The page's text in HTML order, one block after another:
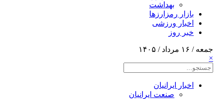
بهداشت
بازار رمزارزها
اخبار ورزشی
خبر روز
جمعه / ۱۶ مرداد / ۱۴۰۵
×
اخبار ایرانیان
صنعت ایرانیان